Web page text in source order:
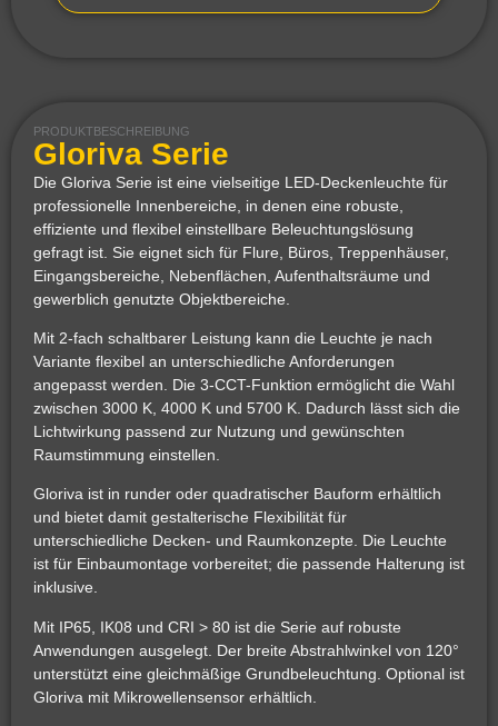
PRODUKTBESCHREIBUNG
Gloriva Serie
Die Gloriva Serie ist eine vielseitige LED-Deckenleuchte für
professionelle Innenbereiche, in denen eine robuste,
effiziente und flexibel einstellbare Beleuchtungslösung
gefragt ist. Sie eignet sich für Flure, Büros, Treppenhäuser,
Eingangsbereiche, Nebenflächen, Aufenthaltsräume und
gewerblich genutzte Objektbereiche.
Mit 2-fach schaltbarer Leistung kann die Leuchte je nach
Variante flexibel an unterschiedliche Anforderungen
angepasst werden. Die 3-CCT-Funktion ermöglicht die Wahl
zwischen 3000 K, 4000 K und 5700 K. Dadurch lässt sich die
Lichtwirkung passend zur Nutzung und gewünschten
Raumstimmung einstellen.
Gloriva ist in runder oder quadratischer Bauform erhältlich
und bietet damit gestalterische Flexibilität für
unterschiedliche Decken- und Raumkonzepte. Die Leuchte
ist für Einbaumontage vorbereitet; die passende Halterung ist
inklusive.
Mit IP65, IK08 und CRI > 80 ist die Serie auf robuste
Anwendungen ausgelegt. Der breite Abstrahlwinkel von 120°
unterstützt eine gleichmäßige Grundbeleuchtung. Optional ist
Gloriva mit Mikrowellensensor erhältlich.